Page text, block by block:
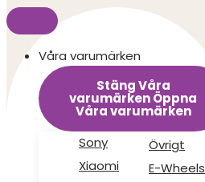
Våra varumärken
Stäng Våra
varumärkenÖppna
Våra varumärken
Sony
Xiaomi
Övrigt
E-Wheels